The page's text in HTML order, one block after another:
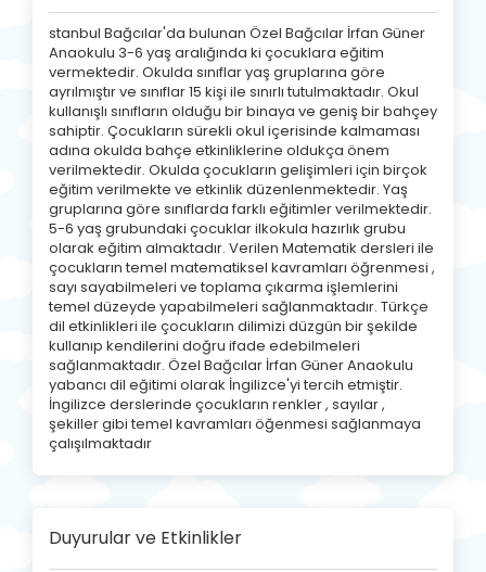
stanbul Bağcılar'da bulunan Özel Bağcılar İrfan Güner
Anaokulu 3-6 yaş aralığında ki çocuklara eğitim
vermektedir. Okulda sınıflar yaş gruplarına göre
ayrılmıştır ve sınıflar 15 kişi ile sınırlı tutulmaktadır. Okul
kullanışlı sınıfların olduğu bir binaya ve geniş bir bahçey
sahiptir. Çocukların sürekli okul içerisinde kalmaması
adına okulda bahçe etkinliklerine oldukça önem
verilmektedir. Okulda çocukların gelişimleri için birçok
eğitim verilmekte ve etkinlik düzenlenmektedir. Yaş
gruplarına göre sınıflarda farklı eğitimler verilmektedir.
5-6 yaş grubundaki çocuklar ilkokula hazırlık grubu
olarak eğitim almaktadır. Verilen Matematik dersleri ile
çocukların temel matematiksel kavramları öğrenmesi ,
sayı sayabilmeleri ve toplama çıkarma işlemlerini
temel düzeyde yapabilmeleri sağlanmaktadır. Türkçe
dil etkinlikleri ile çocukların dilimizi düzgün bir şekilde
kullanıp kendilerini doğru ifade edebilmeleri
sağlanmaktadır. Özel Bağcılar İrfan Güner Anaokulu
yabancı dil eğitimi olarak İngilizce'yi tercih etmiştir.
İngilizce derslerinde çocukların renkler , sayılar ,
şekiller gibi temel kavramları öğenmesi sağlanmaya
çalışılmaktadır
Duyurular ve Etkinlikler